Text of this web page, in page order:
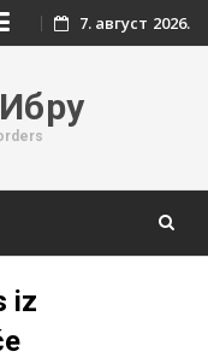
7. август 2026.
iz